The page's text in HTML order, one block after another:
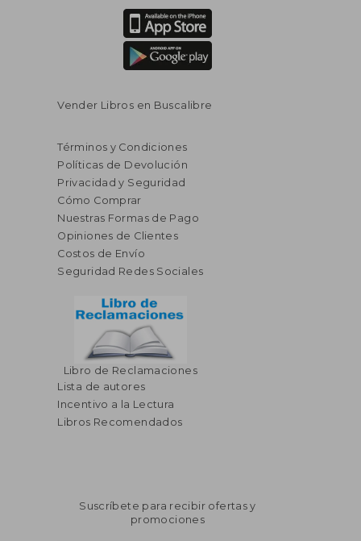
45%
dcto.
$ 40.77
$ 22.42
Vender Libros en Buscalibre
Términos y Condiciones
Políticas de Devolución
Privacidad y Seguridad
Cómo Comprar
Nuestras Formas de Pago
Opiniones de Clientes
Costos de Envío
Seguridad Redes Sociales
Libro de Reclamaciones
Lista de autores
Incentivo a la Lectura
Libros Recomendados
Suscríbete para recibir ofertas y
promociones